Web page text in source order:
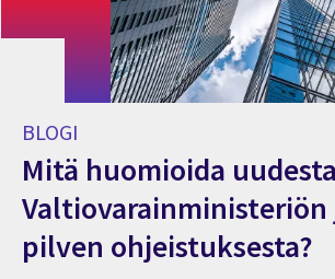
BLOGI
Mitä huomioida uudesta
pilven ohjeistuksesta?